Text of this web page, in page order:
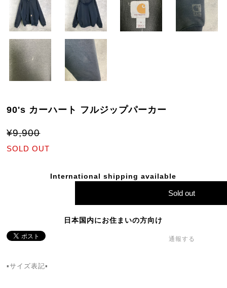
90's カーハート フルジップパーカー
¥9,900
SOLD OUT
International shipping available
Sold out
日本国内にお住まいの方向け
通報する
▪サイズ表記▪